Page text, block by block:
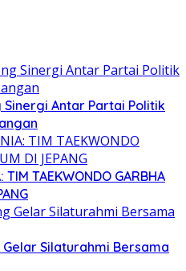
Antar Partai Politik
TIM TAEKWONDO GARBHA
Silaturahmi Bersama